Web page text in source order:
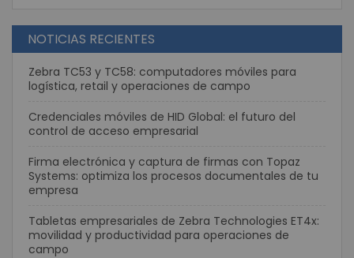
NOTICIAS RECIENTES
Zebra TC53 y TC58: computadores móviles para
logística, retail y operaciones de campo
Credenciales móviles de HID Global: el futuro del
control de acceso empresarial
Firma electrónica y captura de firmas con Topaz
Systems: optimiza los procesos documentales de tu
empresa
Tabletas empresariales de Zebra Technologies ET4x:
movilidad y productividad para operaciones de
campo